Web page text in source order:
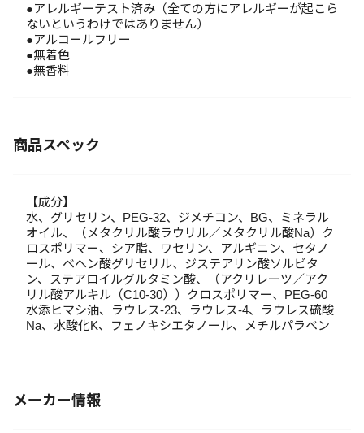
●アレルギーテスト済み（全ての方にアレルギーが起こら
ないというわけではありません）
●アルコールフリー
●無着色
●無香料
商品スペック
【成分】
水、グリセリン、PEG-32、ジメチコン、BG、ミネラル
オイル、（メタクリル酸ラウリル／メタクリル酸Na）ク
ロスポリマー、シア脂、ワセリン、アルギニン、セタノ
ール、ベヘン酸グリセリル、ジステアリン酸ソルビタ
ン、ステアロイルグルタミン酸、（アクリレーツ／アク
リル酸アルキル（C10-30））クロスポリマー、PEG-60
水添ヒマシ油、ラウレス-23、ラウレス-4、ラウレス硫酸
Na、水酸化K、フェノキシエタノール、メチルパラベン
メーカー情報